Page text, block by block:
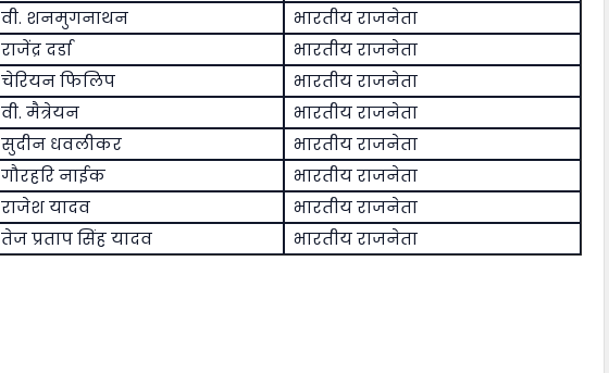
वी. शनमुगनाथन
भारतीय राजनेता
राजेंद्र दर्डा
भारतीय राजनेता
चेरियन फिलिप
भारतीय राजनेता
वी. मैत्रेयन
भारतीय राजनेता
सुदीन धवलीकर
भारतीय राजनेता
गौरहरि नाईक
भारतीय राजनेता
राजेश यादव
भारतीय राजनेता
तेज प्रताप सिंह यादव भारतीय राजनेता